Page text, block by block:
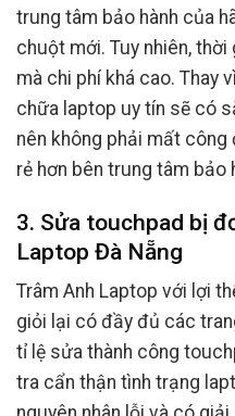
trung tâm bảo hành của
chuột mới. Tuy nhiên,
mà chi phí khá cao. Thay
chữa laptop uy tín sẽ có
nên không phải mất
rẻ hơn bên trung tâm bảo
3. Sửa touchpad bị
Laptop Đà Nẵng
Trâm Anh Laptop với lợi
giỏi lại có đầy đủ các
tỉ lệ sửa thành công
tra cẩn thận tình trạng